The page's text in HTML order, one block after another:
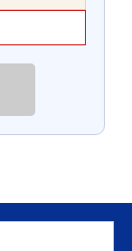
タを分析
らびに前
報を共同